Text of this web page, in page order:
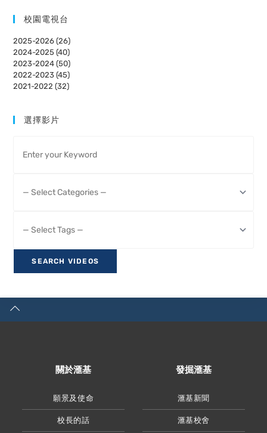
校園電視台
2025-2026 (26)
2024-2025 (40)
2023-2024 (50)
2022-2023 (45)
2021-2022 (32)
選擇影片
關於滙基
願景及使命
校長的話
發掘滙基
滙基新聞
滙基校舍